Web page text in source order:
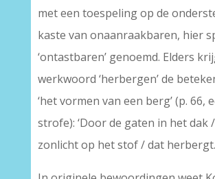
met een toespeling op de
kaste van onaanraakbaren, hier
‘ontastbaren’ genoemd. Elders
werkwoord ‘herbergen’ de
‘het vormen van een berg’ (p. 66,
strofe): ‘Door de gaten in het dak
zonlicht op het stof / dat